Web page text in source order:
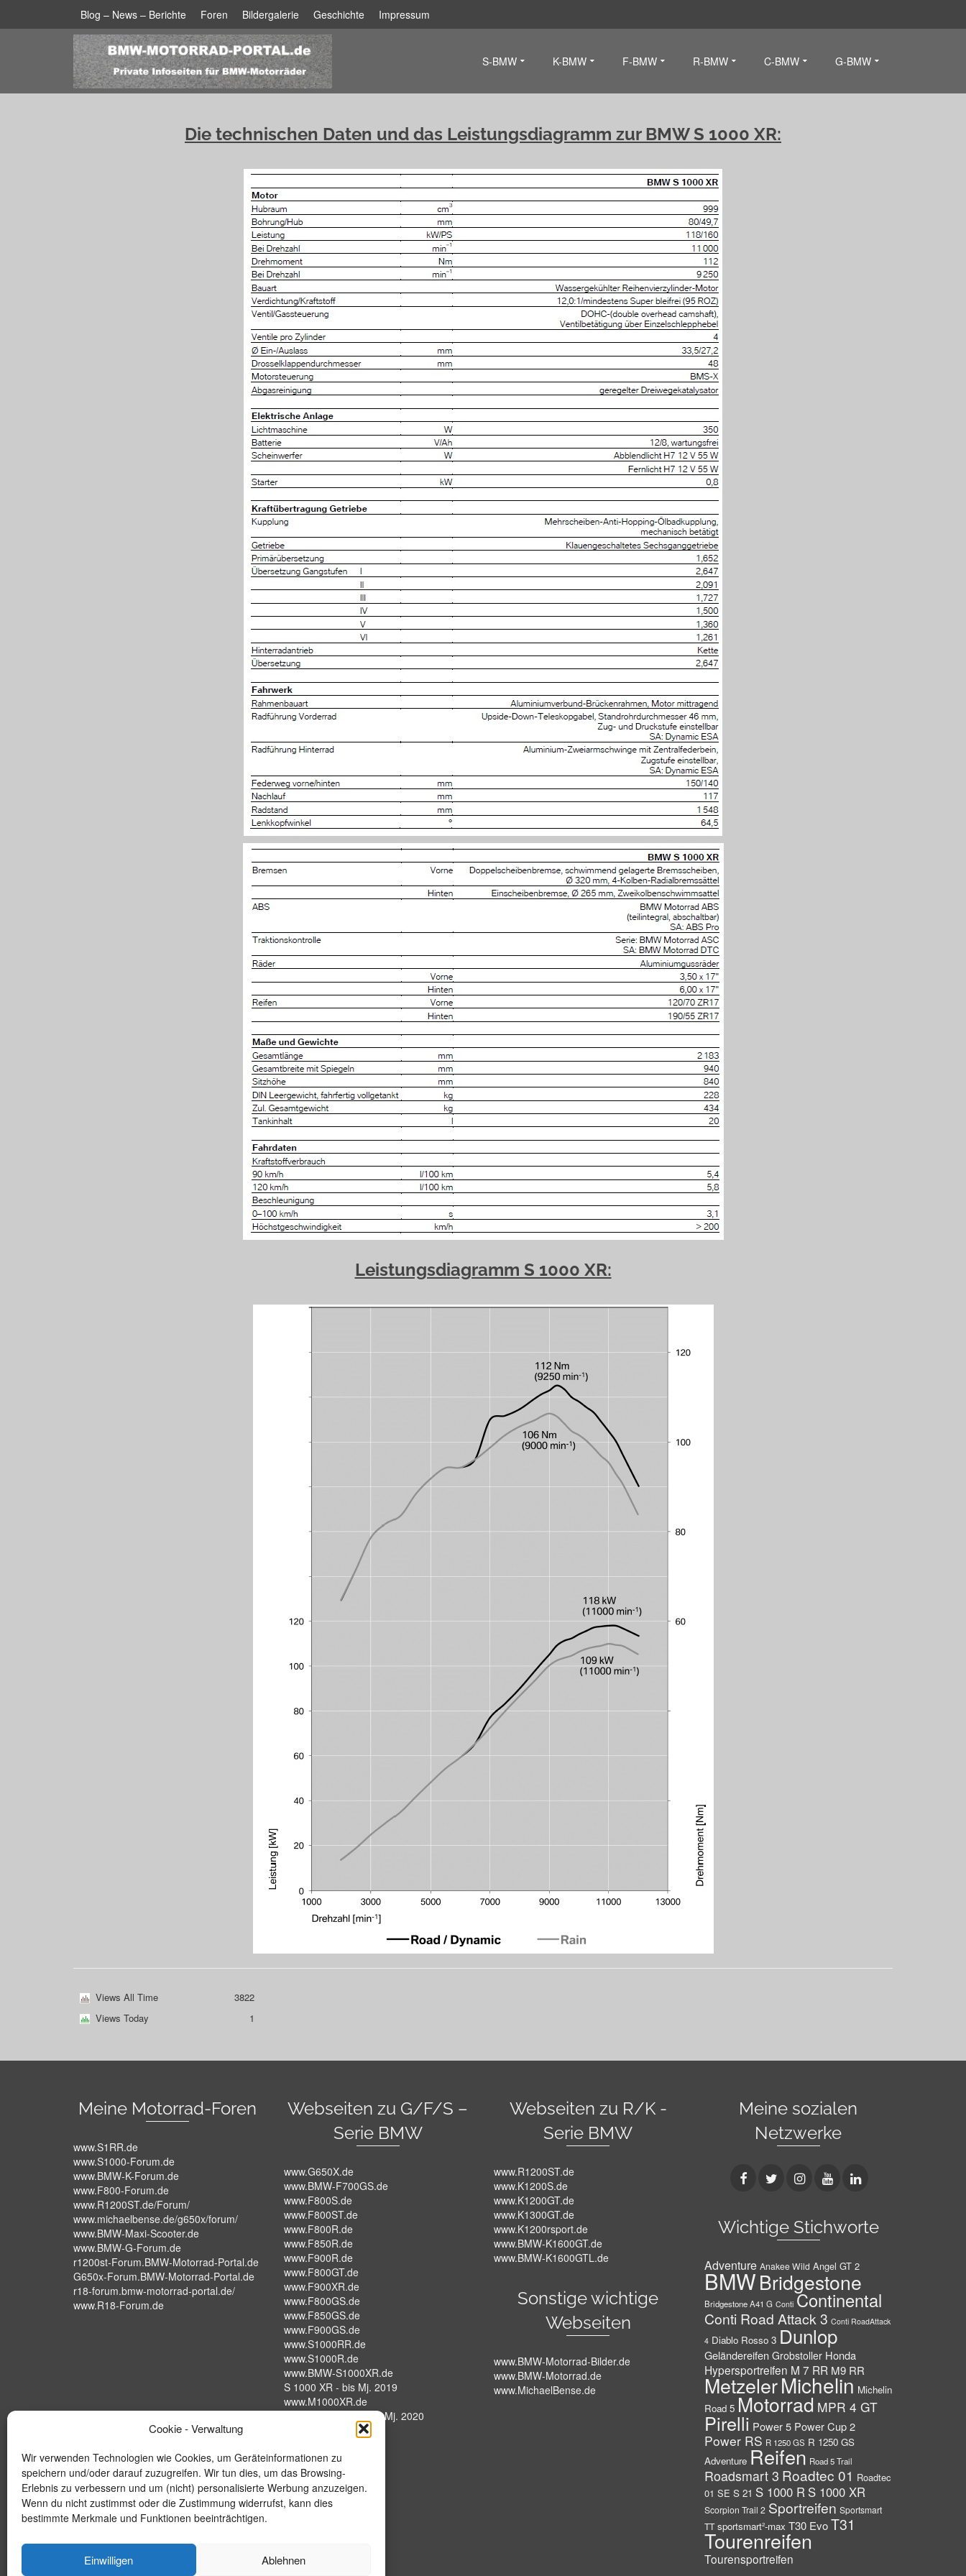
Cookie - Verwaltung
Wir verwenden Technologien wie Cookies, um Geräteinformationen zu
speichern und/oder darauf zuzugreifen. Wir tun dies, um das Browsing-
Erlebnis zu verbessern und um (nicht) personalisierte Werbung anzuzeigen.
Wenn du nicht zustimmst oder die Zustimmung widerrufst, kann dies
bestimmte Merkmale und Funktionen beeinträchtigen.
Einwilligen Ablehnen
Blog – News – Berichte Foren Bildergalerie Geschichte Impressum
S-BMW K-BMW F-BMW R-BMW C-BMW G-BMW
Die technischen Daten und das Leistungsdiagramm zur BMW S 1000 XR:
Leistungsdiagramm S 1000 XR:
Views All Time
3822
Views Today
1
Meine Motorrad-Foren
www.S1RR.de
www.S1000-Forum.de
www.BMW-K-Forum.de
www.F800-Forum.de
www.R1200ST.de/Forum/
www.michaelbense.de/g650x/forum/
www.BMW-Maxi-Scooter.de
www.BMW-G-Forum.de
r1200st-Forum.BMW-Motorrad-Portal.de
G650x-Forum.BMW-Motorrad-Portal.de
r18-forum.bmw-motorrad-portal.de/
www.R18-Forum.de
Webseiten zu G/F/S –
Serie BMW
www.G650X.de
www.BMW-F700GS.de
www.F800S.de
www.F800ST.de
www.F800R.de
www.F850R.de
www.F900R.de
www.F800GT.de
www.F900XR.de
www.F800GS.de
www.F850GS.de
www.F900GS.de
www.S1000RR.de
www.S1000R.de
www.BMW-S1000XR.de
S 1000 XR - bis Mj. 2019
www.M1000XR.de
S 1000 XR - K69 - Ab Mj. 2020
www.BMW-HP4.de
Webseiten zu R/K -
Serie BMW
www.R1200ST.de
www.K1200S.de
www.K1200GT.de
www.K1300GT.de
www.K1200rsport.de
www.BMW-K1600GT.de
www.BMW-K1600GTL.de
Sonstige wichtige
Webseiten
www.BMW-Motorrad-Bilder.de
www.BMW-Motorrad.de
www.MichaelBense.de
Meine sozialen
Netzwerke
Wichtige Stichworte
Adventure Anakee Wild Angel GT 2
BMWBridgestone
Bridgestone A41 G Conti Continental
Conti Road Attack 3 Conti RoadAttack
4 Diablo Rosso 3 Dunlop
Geländereifen Grobstoller Honda
Hypersportreifen M 7 RR M9 RR
MetzelerMichelin Michelin
Road 5 Motorrad MPR 4 GT
Pirelli Power 5 Power Cup 2
Power RS R 1250 GS R 1250 GS
Adventure Reifen Road 5 Trail
Roadsmart 3 Roadtec 01 Roadtec
01 SE S 21 S 1000 R S 1000 XR
Scorpion Trail 2 Sportreifen Sportsmart
TT sportsmart²-max T30 Evo T31
Tourenreifen
Tourensportreifen